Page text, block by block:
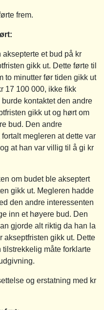
førte frem.
et bud på kr
gikk ut. Dette førte til
to minutter før tiden gikk ut
17 100 000, ikke fikk
kontaktet den andre
gikk ut og hørt om
bud. Den andre
megleren at dette var
at han var villig til å gi kr
om budet ble akseptert
gikk ut. Megleren hadde
den andre interessenten
inn et høyere bud. Den
gjorde alt riktig da han la
akseptfristen gikk ut. Dette
måte forklarte
og erstatning med kr